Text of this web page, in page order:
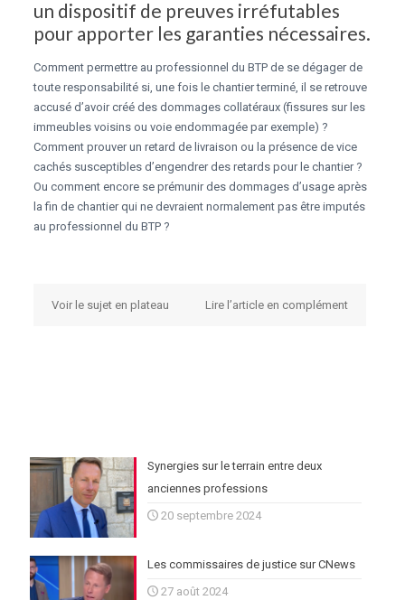
un dispositif de preuves irréfutables
pour apporter les garanties nécessaires.
Comment permettre au professionnel du BTP de se dégager de
toute responsabilité si, une fois le chantier terminé, il se retrouve
accusé d’avoir créé des dommages collatéraux (fissures sur les
immeubles voisins ou voie endommagée par exemple) ?
Comment prouver un retard de livraison ou la présence de vice
cachés susceptibles d’engendrer des retards pour le chantier ?
Ou comment encore se prémunir des dommages d’usage après
la fin de chantier qui ne devraient normalement pas être imputés
au professionnel du BTP ?
Voir le sujet en plateau Lire l’article en complément
Synergies sur le terrain entre deux
anciennes professions
20 septembre 2024
Les commissaires de justice sur CNews
27 août 2024